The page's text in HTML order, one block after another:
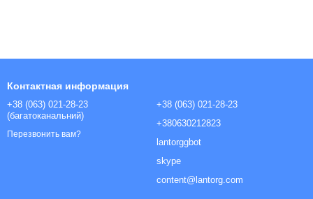
Контактная информация
+38 (063) 021-28-23
(багатоканальний)
Перезвонить вам?
+38 (063) 021-28-23
+380630212823
lantorggbot
skype
content@lantorg.com